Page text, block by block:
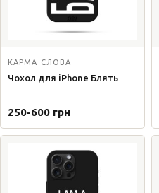
КАРМА СЛОВА
Чохол для iPhone Блять
250-600 грн